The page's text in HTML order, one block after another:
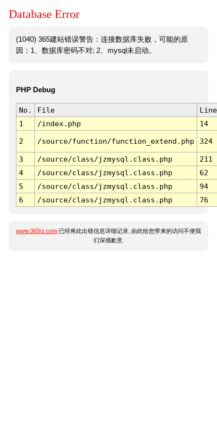
Database Error
(1040) 365建站错误警告：连接数据库失败，可能的原
因：1、数据库密码不对; 2、mysql未启动。
PHP Debug
No. File
Line
1
/index.php 14
2 /source/function/function_extend.php 324
3 /source/class/jzmysql.class.php
211
4
/source/class/jzmysql.class.php
62
5
/source/class/jzmysql.class.php
94
6
/source/class/jzmysql.class.php 76
www.365jz.com 已经将此出错信息详细记录, 由此给您带来的访问不便我
们深感歉意.